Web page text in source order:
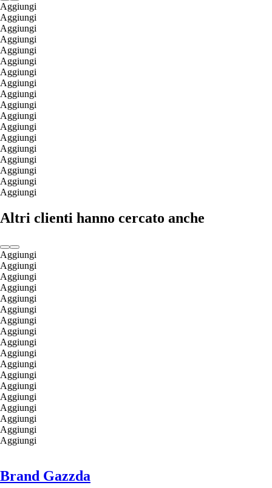
Aggiungi
Aggiungi
Aggiungi
Aggiungi
Aggiungi
Aggiungi
Aggiungi
Aggiungi
Aggiungi
Aggiungi
Aggiungi
Aggiungi
Aggiungi
Aggiungi
Aggiungi
Aggiungi
Aggiungi
Aggiungi
Altri clienti hanno cercato anche
Aggiungi
Aggiungi
Aggiungi
Aggiungi
Aggiungi
Aggiungi
Aggiungi
Aggiungi
Aggiungi
Aggiungi
Aggiungi
Aggiungi
Aggiungi
Aggiungi
Aggiungi
Aggiungi
Aggiungi
Aggiungi
Brand Gazzda